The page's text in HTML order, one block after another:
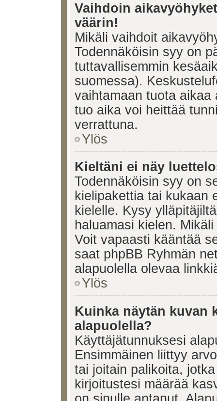
Vaihdoin
väärin!
Mikäli vaihdoit
Todennäköisin syy on
tuttavallisemmin
suomessa).
vaihtamaan tuota
tuo aika voi heittää
verrattuna.
Ylös
Kieltäni ei näy
Todennäköisin syy on
kielipakettia tai kukaan
kielelle. Kysy
haluamasi kielen.
Voit vapaasti kääntää
saat phpBB Ryhmän
alapuolella olevaa
Ylös
Kuinka näytän kuvan
alapuolella?
Käyttäjätunnuksesi
Ensimmäinen liittyy
tai joitain palikoita,
kirjoitustesi määrää